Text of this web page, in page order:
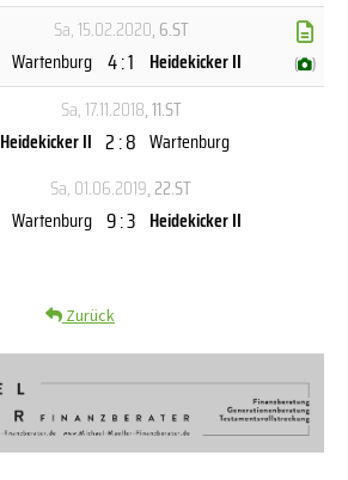
Sa, 15.02.2020, 6.ST
Wartenburg 4 : 1 Heidekicker II ( )
Sa, 17.11.2018, 11.ST
Heidekicker II 2 : 8 Wartenburg
Sa, 01.06.2019, 22.ST
Wartenburg 9 : 3 Heidekicker II
Zurück